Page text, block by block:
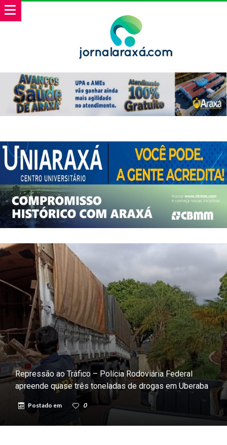
Repressão ao Tráfico – Polícia Rodoviária Federal
apreende quase três toneladas de drogas em Uberaba
Postado em 0